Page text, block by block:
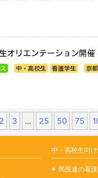
オリエンテーション開催
中・高校生 看護学生 京都
2 3 ... 25 50 75
中・高校生向
民医連の看